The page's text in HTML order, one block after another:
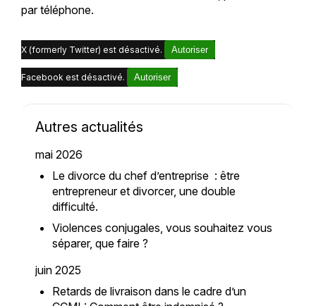
par téléphone.
X (formerly Twitter) est désactivé. Autoriser
Facebook est désactivé. Autoriser
Autres actualités
mai 2026
Le divorce du chef d’entreprise : être
entrepreneur et divorcer, une double
difficulté.
Violences conjugales, vous souhaitez vous
séparer, que faire ?
juin 2025
Retards de livraison dans le cadre d’un